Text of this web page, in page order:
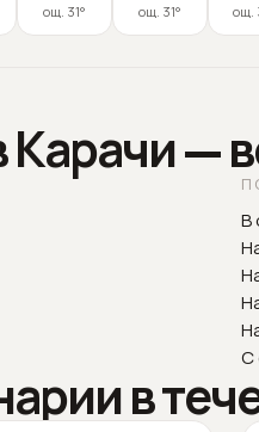
ощ. 31° ощ. 31° ощ.
Карачи —
В
С
в